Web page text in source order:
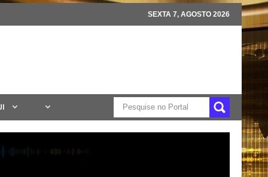
SEXTA 7, AGOSTO 2026